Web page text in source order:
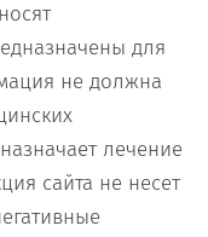
для
не должна
лечение
сайта не несет